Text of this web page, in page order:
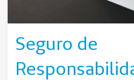
Seguro de